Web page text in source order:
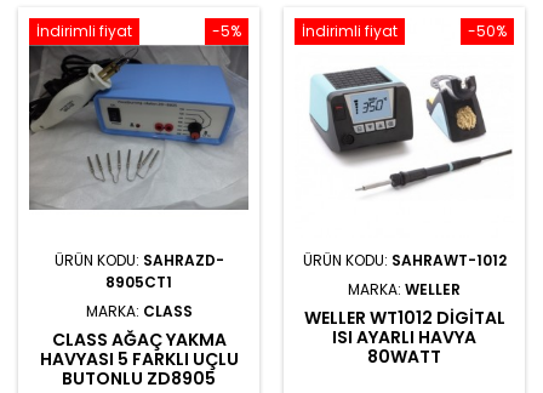
-5%
İndirimli fiyat
ÜRÜN KODU: SAHRAZD-
8905CT1
MARKA: CLASS
CLASS AĞAÇ YAKMA
HAVYASI 5 FARKLI UÇLU
BUTONLU ZD8905
-50%
İndirimli fiyat
ÜRÜN KODU: SAHRAWT-1012
MARKA: WELLER
WELLER WT1012 DIGITAL
ISI AYARLI HAVYA
80WATT